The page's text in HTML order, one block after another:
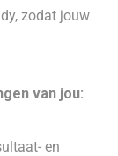
zodat jouw
van jou:
en